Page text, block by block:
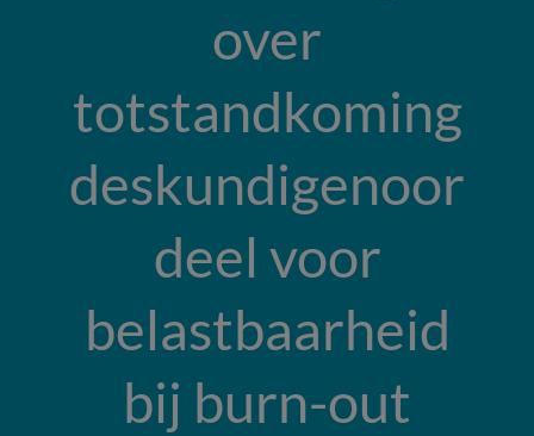
over
totstandkoming
deskundigenoor
deel voor
belastbaarheid
bij burn-out